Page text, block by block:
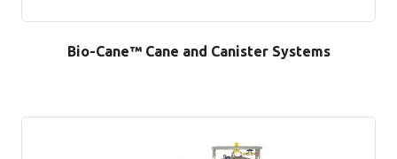
Bio-Cane™ Cane and Canister Systems